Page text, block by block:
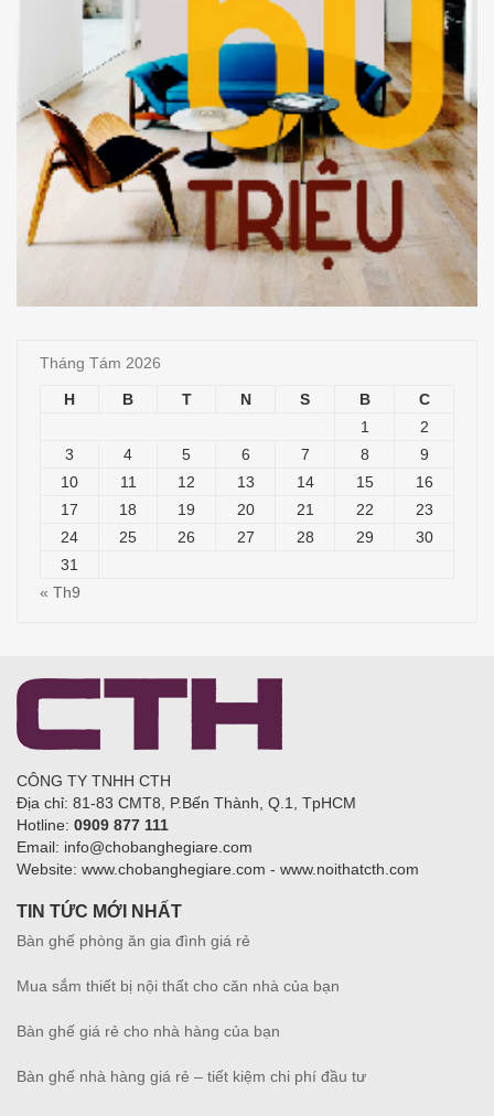
Tháng Tám 2026
H B T N S B
C
1
2
3
4 5 6 7 8
9
10
11 12 13 14 15
16
17
18 19 20 21 22
23
24
25 26 27 28 29
30
31
« Th9
CÔNG TY TNHH CTH
Địa chỉ: 81-83 CMT8, P.Bến Thành, Q.1, TpHCM
Hotline: 0909 877 111
Email: info@chobanghegiare.com
Website: www.chobanghegiare.com - www.noithatcth.com
TIN TỨC MỚI NHẤT
Bàn ghế phòng ăn gia đình giá rẻ
Mua sắm thiết bị nội thất cho căn nhà của bạn
Bàn ghế giá rẻ cho nhà hàng của bạn
Bàn ghế nhà hàng giá rẻ – tiết kiệm chi phí đầu tư